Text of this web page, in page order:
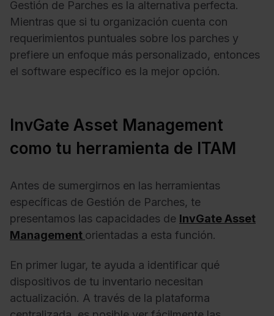
Gestión de Parches es la alternativa perfecta.
Mientras que si tu organización cuenta con
requerimientos puntuales sobre los parches y
prefiere un enfoque más personalizado, entonces
el software específico es la mejor opción.
InvGate Asset Management
como tu herramienta de ITAM
Antes de sumergirnos en las herramientas
específicas de Gestión de Parches, te
presentamos las capacidades de InvGate Asset
Management orientadas a esta función.
En primer lugar, te ayuda a identificar qué
dispositivos de tu inventario necesitan
actualización. A través de la plataforma